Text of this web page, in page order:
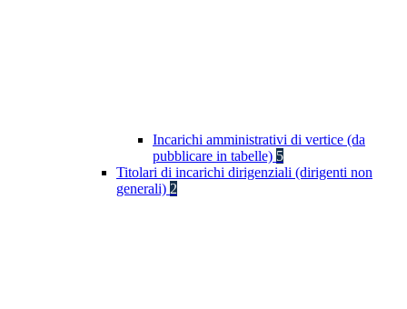
Incarichi amministrativi di vertice (da
pubblicare in tabelle) 5
Titolari di incarichi dirigenziali (dirigenti non
generali) 2